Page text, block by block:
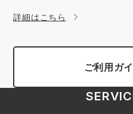
詳細はこちら
ご利用ガ